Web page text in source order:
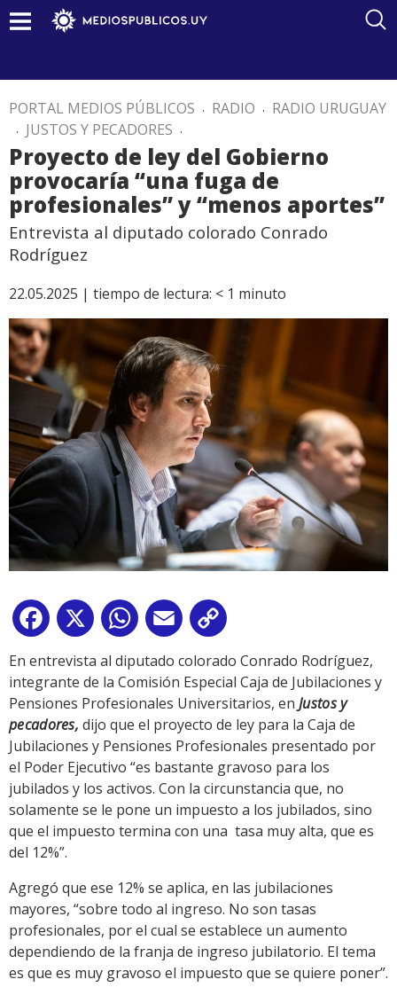
PORTAL MEDIOS PÚBLICOS . RADIO . RADIO URUGUAY
. JUSTOS Y PECADORES .
Proyecto de ley del Gobierno
provocaría “una fuga de
profesionales” y “menos aportes”
Entrevista al diputado colorado Conrado
Rodríguez
22.05.2025 | tiempo de lectura: < 1 minuto
Facebook
X WhatsApp
Email
Link
En entrevista al diputado colorado Conrado Rodríguez,
integrante de la Comisión Especial Caja de Jubilaciones y
Pensiones Profesionales Universitarios, en Justos y
pecadores,dijo que el proyecto de ley para la Caja de
Jubilaciones y Pensiones Profesionales presentado por
el Poder Ejecutivo “es bastante gravoso para los
jubilados y los activos. Con la circunstancia que, no
solamente se le pone un impuesto a los jubilados, sino
que el impuesto termina con una tasa muy alta, que es
del 12%”.
Agregó que ese 12% se aplica, en las jubilaciones
mayores, “sobre todo al ingreso. No son tasas
profesionales, por el cual se establece un aumento
dependiendo de la franja de ingreso jubilatorio. El tema
es que es muy gravoso el impuesto que se quiere poner”.